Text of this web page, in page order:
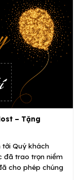
– Tặng
tới Quý khách
đã trao trọn niềm
cho phép chúng